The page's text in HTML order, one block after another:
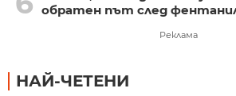
обратен път след
Реклама
НАЙ-ЧЕТЕНИ